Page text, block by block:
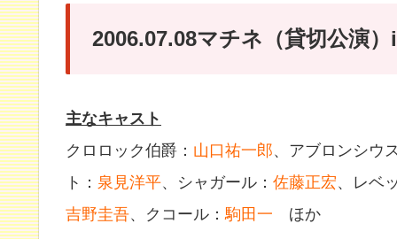
2006.07.08マチネ（貸切公演
主なキャスト
クロロック伯爵： 山口祐一郎、アブロンシウ
ト： 泉見洋平、シャガール： 佐藤正宏、レベ
吉野圭吾、クコール：駒田一 ほか